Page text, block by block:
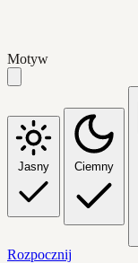
Motyw
Jasny Ciemny
Rozpocznij